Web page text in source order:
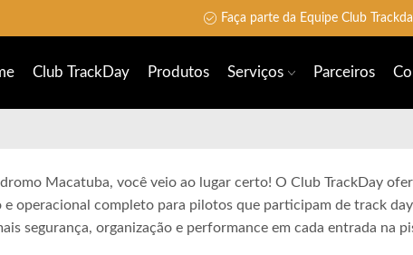
Faça parte da Equipe Club
Club TrackDay Produtos Serviços Parceiros
Macatuba, você veio ao lugar certo! O Club TrackDay
operacional completo para pilotos que participam de track
segurança, organização e performance em cada entrada na